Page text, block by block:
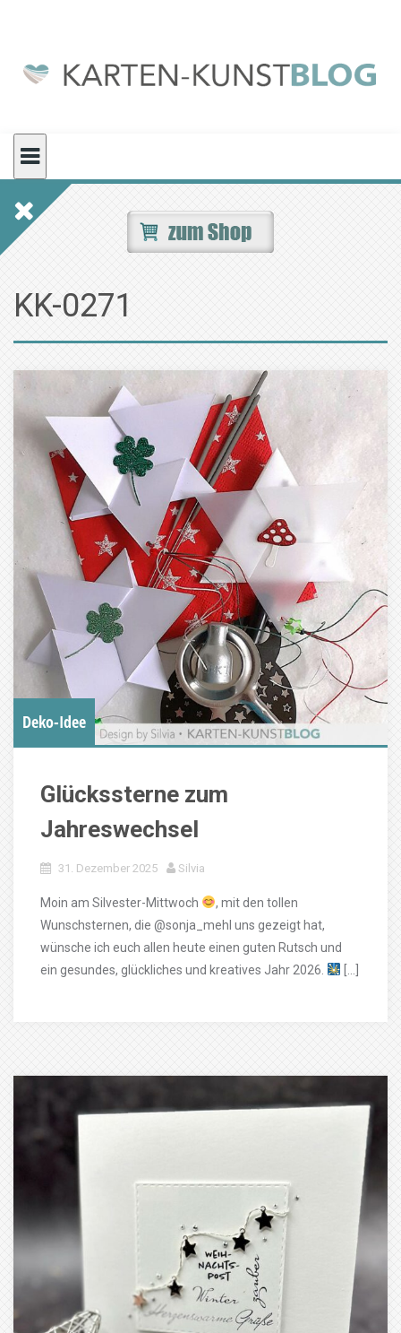
KK-0271
Deko-Idee
Glückssterne zum
Jahreswechsel
31. Dezember 2025 Silvia
Moin am Silvester-Mittwoch
, mit den tollen
Wunschsternen, die @sonja_mehl uns gezeigt hat,
wünsche ich euch allen heute einen guten Rutsch und
ein gesundes, glückliches und kreatives Jahr 2026.